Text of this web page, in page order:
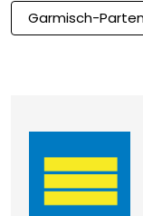
Garmisch-